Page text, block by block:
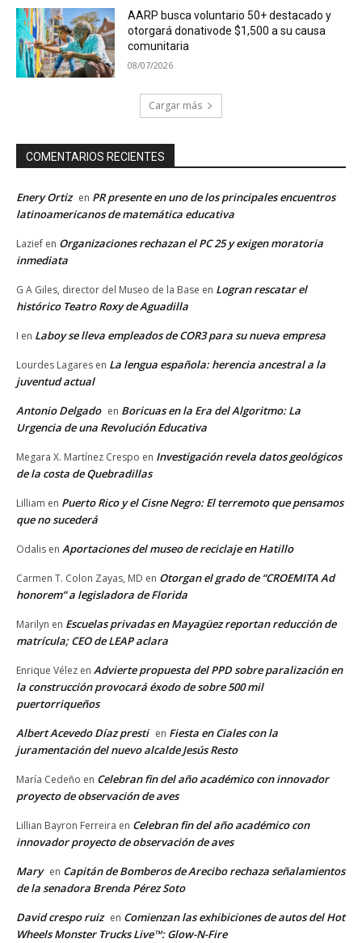
AARP busca voluntario 50+ destacado y
otorgará donativode $1,500 a su causa
comunitaria
08/07/2026
Cargar más
COMENTARIOS RECIENTES
Enery Ortiz en PR presente en uno de los principales encuentros
latinoamericanos de matemática educativa
Lazief en Organizaciones rechazan el PC 25 y exigen moratoria
inmediata
G A Giles, director del Museo de la Base en Logran rescatar el
histórico Teatro Roxy de Aguadilla
I en Laboy se lleva empleados de COR3 para su nueva empresa
Lourdes Lagares en La lengua española: herencia ancestral a la
juventud actual
Antonio Delgado en Boricuas en la Era del Algoritmo: La
Urgencia de una Revolución Educativa
Megara X. Martínez Crespo en Investigación revela datos geológicos
de la costa de Quebradillas
Lilliam en Puerto Rico y el Cisne Negro: El terremoto que pensamos
que no sucederá
Odalis en Aportaciones del museo de reciclaje en Hatillo
Carmen T. Colon Zayas, MD en Otorgan el grado de “CROEMITA Ad
honorem” a legisladora de Florida
Marilyn en Escuelas privadas en Mayagüez reportan reducción de
matrícula; CEO de LEAP aclara
Enrique Vélez en Advierte propuesta del PPD sobre paralización en
la construcción provocará éxodo de sobre 500 mil
puertorriqueños
Albert Acevedo Díaz presti en Fiesta en Ciales con la
juramentación del nuevo alcalde Jesús Resto
María Cedeño en Celebran fin del año académico con innovador
proyecto de observación de aves
Lillian Bayron Ferreira en Celebran fin del año académico con
innovador proyecto de observación de aves
Mary en Capitán de Bomberos de Arecibo rechaza señalamientos
de la senadora Brenda Pérez Soto
David crespo ruiz en Comienzan las exhibiciones de autos del Hot
Wheels Monster Trucks Live™: Glow-N-Fire